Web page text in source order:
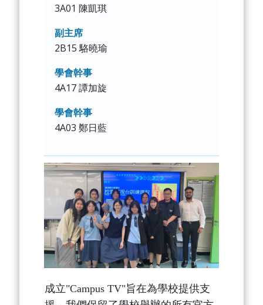
3A01 陳凱琪
副主席
2B15 駱曉瑜
學會幹事
4A17 譚加旋
學會幹事
4A03 鄭日藍
成立"Campus TV"旨在為學校提供支